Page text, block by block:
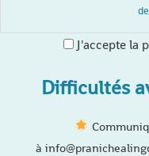
J'accepte la
Difficultés
à